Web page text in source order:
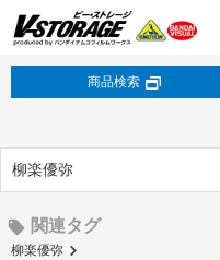
商品検索
柳楽優弥
関連タグ
柳楽優弥